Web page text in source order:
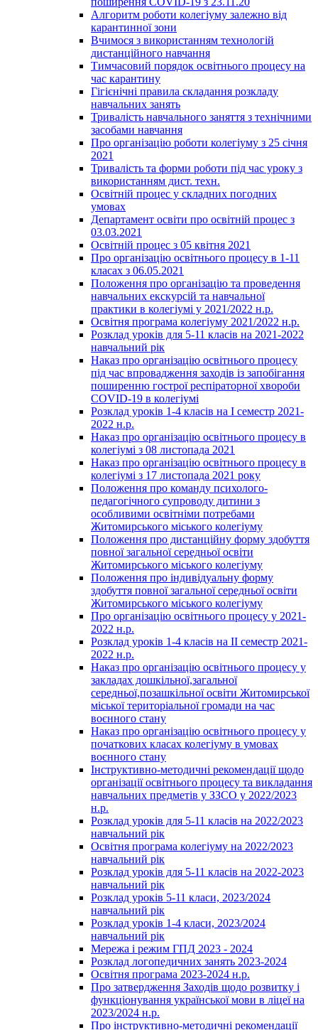
Алгоритм роботи колегіуму залежно від
карантинної зони
Вчимося з використанням технологій
дистанційного навчання
Тимчасовий порядок освітнього процесу на
час карантину
Гігієнічні правила складання розкладу
навчальних занять
Тривалість навчального заняття з технічними
засобами навчання
Про організацію роботи колегіуму з 25 січня
2021
Тривалість та форми роботи під час уроку з
використанням дист. техн.
Освітній процес у складних погодних
умовах
Департамент освіти про освітній процес з
03.03.2021
Освітній процес з 05 квітня 2021
Про організацію освітнього процесу в 1-11
класах з 06.05.2021
Положення про організацію та проведення
навчальних екскурсій та навчальної
практики в колегіумі у 2021/2022 н.р.
Освітня програма колегіуму 2021/2022 н.р.
Розклад уроків для 5-11 класів на 2021-2022
навчальний рік
Наказ про організацію освітнього процесу
під час впровадження заходів із запобігання
поширенню гострої респіраторної хвороби
COVID-19 в колегіумі
Розклад уроків 1-4 класів на І семестр 2021-
2022 н.р.
Наказ про організацію освітнього процесу в
колегіумі з 08 листопада 2021
Наказ про організацію освітнього процесу в
колегіумі з 17 листопада 2021 року
Положення про команду психолого-
педагогічного супроводу дитини з
особливими освітніми потребами
Житомирського міського колегіуму
Положення про дистанційну форму здобуття
повної загальної середньої освіти
Житомирського міського колегіуму
Положення про індивідуальну форму
здобуття повної загальної середньої освіти
Житомирського міського колегіуму
Про організацію освітнього процесу у 2021-
2022 н.р.
Розклад уроків 1-4 класів на ІІ семестр 2021-
2022 н.р.
Наказ про організацію освітнього процесу у
закладах дошкільної,загальної
середньої,позашкільної освіти Житомирської
міської територіальної громади на час
воєнного стану
Наказ про організацію освітнього процесу у
початкових класах колегіуму в умовах
воєнного стану
Інструктивно-методичні рекомендації щодо
організації освітнього процесу та викладання
навчальних предметів у ЗЗСО у 2022/2023
н.р.
Розклад уроків для 5-11 класів на 2022/2023
навчальний рік
Освітня програма колегіуму на 2022/2023
навчальний рік
Розклад уроків для 5-11 класів на 2022-2023
навчальний рік
Розклад уроків 5-11 класи, 2023/2024
навчальний рік
Розклад уроків 1-4 класи, 2023/2024
навчальний рік
Мережа і режим ГПД 2023 - 2024
Розклад логопедичних занять 2023-2024
Освітня програма 2023-2024 н.р.
Про затвердження Заходів щодо розвитку і
функціонування української мови в ліцеї на
2023/2024 н.р.
Про інструктивно-методичні рекомендації